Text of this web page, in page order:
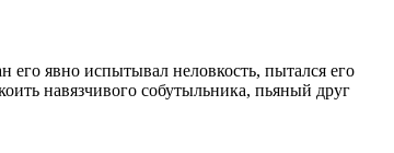
его явно испытывал неловкость, пытался его
навязчивого собутыльника, пьяный друг